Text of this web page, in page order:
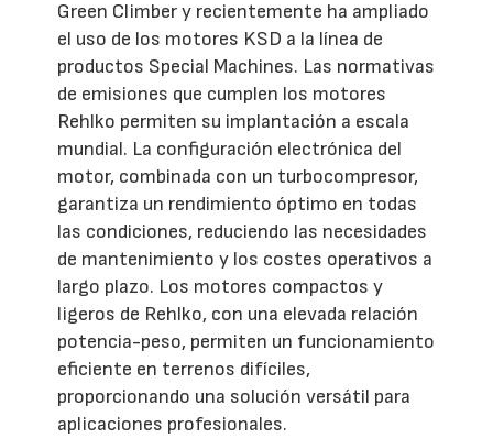
Green Climber y recientemente ha ampliado
el uso de los motores KSD a la línea de
productos Special Machines. Las normativas
de emisiones que cumplen los motores
Rehlko permiten su implantación a escala
mundial. La configuración electrónica del
motor, combinada con un turbocompresor,
garantiza un rendimiento óptimo en todas
las condiciones, reduciendo las necesidades
de mantenimiento y los costes operativos a
largo plazo. Los motores compactos y
ligeros de Rehlko, con una elevada relación
potencia-peso, permiten un funcionamiento
eficiente en terrenos difíciles,
proporcionando una solución versátil para
aplicaciones profesionales.